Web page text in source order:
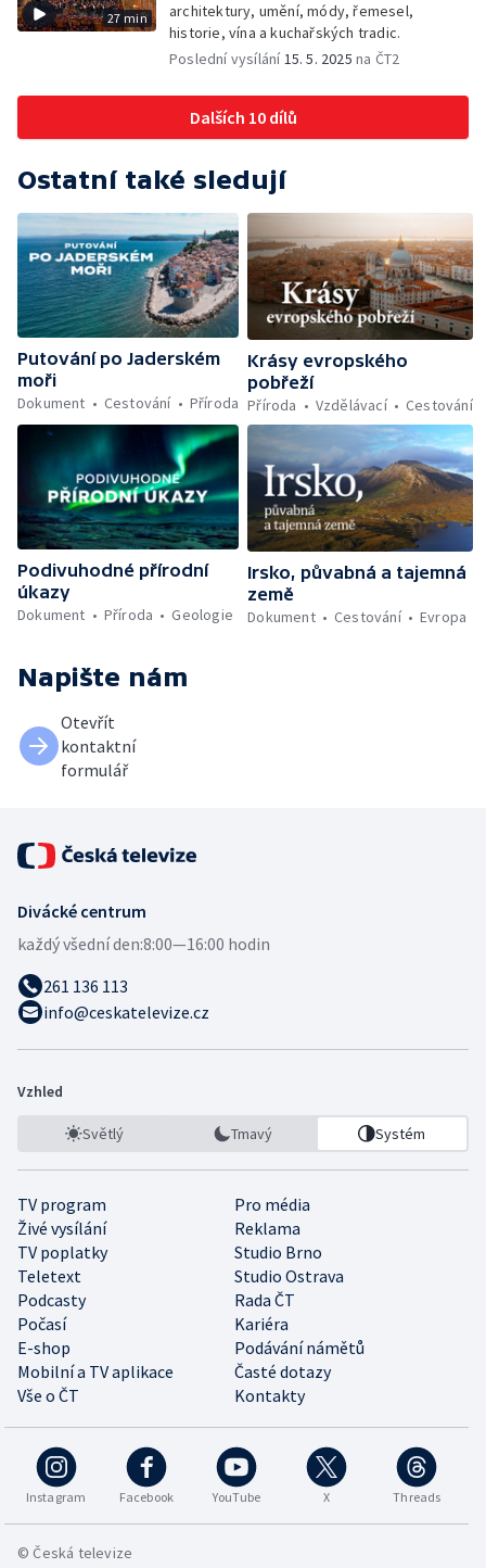
27 min
architektury, umění, módy, řemesel,
historie, vína a kuchařských tradic.
Poslední vysílání15. 5. 2025 na ČT2
Dalších 10 dílů
Ostatní také sledují
Putování po Jaderském
moři
Dokument
Cestování Příroda
Krásy evropského
pobřeží
Příroda
Vzdělávací Cestování
Podivuhodné přírodní
úkazy
Dokument
Příroda Geologie
Irsko, půvabná a tajemná
země
Dokument
Cestování Evropa
Napište nám
Otevřít
kontaktní
formulář
Divácké centrum
každý všední den:8:00—16:00 hodin
261 136 113
info@ceskatelevize.cz
Vzhled
Světlý Tmavý Systém
TV program
Pro média
Živé vysílání
Reklama
TV poplatky
Studio Brno
Teletext
Studio Ostrava
Podcasty
Rada ČT
Počasí
Kariéra
E-shop
Podávání námětů
Mobilní a TV aplikace
Časté dotazy
Vše o ČT
Kontakty
Instagram Facebook YouTube X Threads
© Česká televize